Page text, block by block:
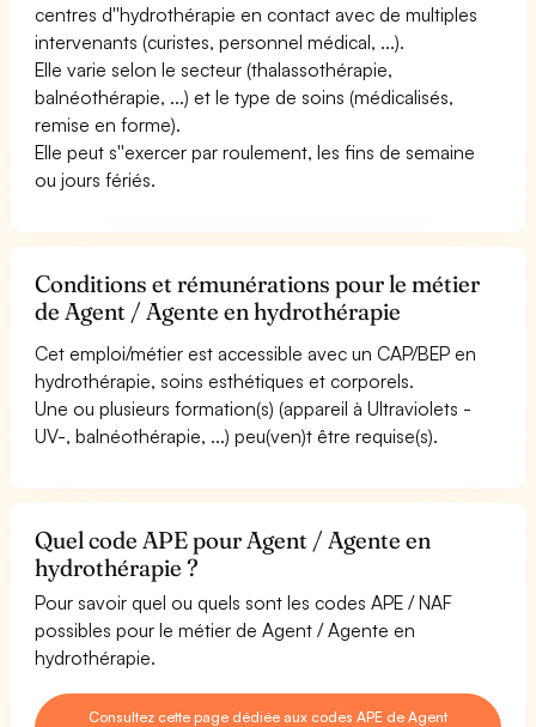
centres d''hydrothérapie en contact avec de multiples
intervenants (curistes, personnel médical, ...).
Elle varie selon le secteur (thalassothérapie,
balnéothérapie, ...) et le type de soins (médicalisés,
remise en forme).
Elle peut s''exercer par roulement, les fins de semaine
ou jours fériés.
Conditions et rémunérations pour le métier
de Agent / Agente en hydrothérapie
Cet emploi/métier est accessible avec un CAP/BEP en
hydrothérapie, soins esthétiques et corporels.
Une ou plusieurs formation(s) (appareil à Ultraviolets -
UV-, balnéothérapie, ...) peu(ven)t être requise(s).
Quel code APE pour Agent / Agente en
hydrothérapie ?
Pour savoir quel ou quels sont les codes APE / NAF
possibles pour le métier de Agent / Agente en
hydrothérapie.
Consultez cette page dédiée aux codes APE de Agent